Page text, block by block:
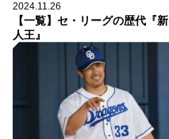
2024.11.26
【一覧】セ・リーグの歴代『新
人王』